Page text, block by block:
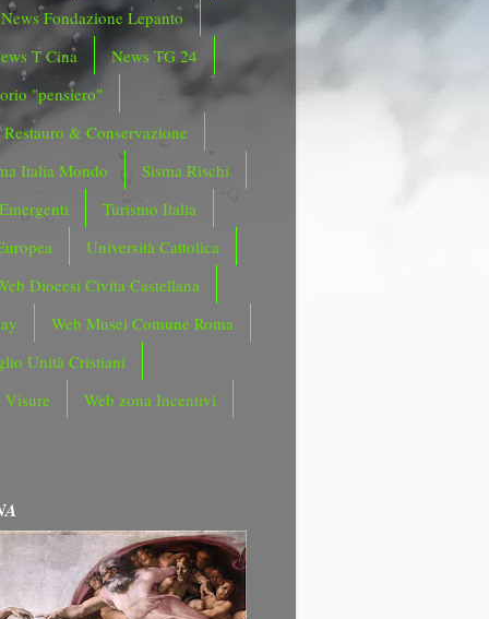
News Fondazione Lepanto
T Cina
News TG 24
"pensiero"
Restauro & Conservazione
Italia Mondo
Sisma Rischi
Turismo Italia
Università Cattolica
Diocesi Civita Castellana
Web Musei Comune Roma
Unità Cristiani
Visure
Web zona Incentivi